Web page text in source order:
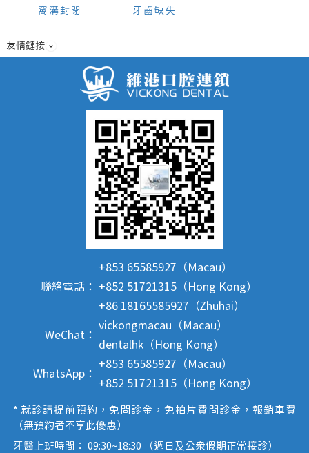
窩溝封閉 牙齒缺失
友情鏈接
聯絡電話：
+853 65585927（Macau）
+852 51721315（Hong Kong）
+86 18165585927（Zhuhai）
WeChat：
vickongmacau（Macau）
dentalhk（Hong Kong）
WhatsApp：
+853 65585927（Macau）
+852 51721315（Hong Kong）
* 就診請提前預約，免問診金，免拍片費問診金，報銷車費
（無預約者不享此優惠）
牙醫上班時間： 09:30~18:30 （週日及公眾假期正常接診）